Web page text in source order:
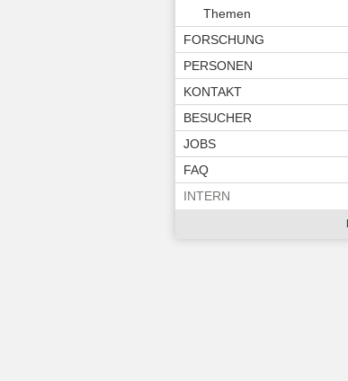
Themen
FORSCHUNG
PERSONEN
KONTAKT
BESUCHER
JOBS
FAQ
INTERN